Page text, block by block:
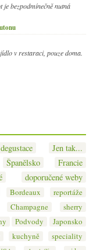
bezpodmínečně nutná
v restaraci, pouze doma.
degustace
Jen tak...
Španělsko
Francie
doporučené weby
Bordeaux
reportáže
Champagne
sherry
Podvody
Japonsko
kuchyně
speciality